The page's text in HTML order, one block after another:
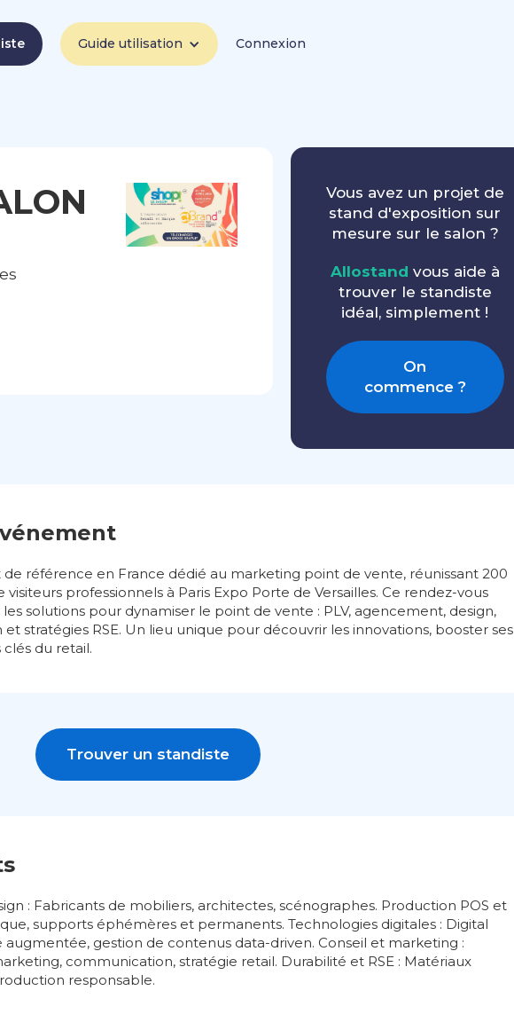
Guide utilisation Connexion
Vous avez un projet de
stand d'exposition sur
mesure sur le salon ?
Allostand vous aide à
trouver le standiste
idéal, simplement !
On
commence ?
de référence en France dédié au marketing point de vente, réunissant 200
professionnels à Paris Expo Porte de Versailles. Ce rendez-vous
solutions pour dynamiser le point de vente : PLV, agencement, design,
stratégies RSE. Un lieu unique pour découvrir les innovations, booster ses
du retail.
Trouver un standiste
: Fabricants de mobiliers, architectes, scénographes. Production POS et
supports éphémères et permanents. Technologies digitales : Digital
augmentée, gestion de contenus data-driven. Conseil et marketing :
communication, stratégie retail. Durabilité et RSE : Matériaux
responsable.